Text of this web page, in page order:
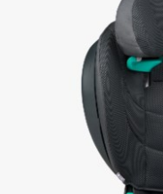
basert på 5 anmeldelser
Anmeldelser (5)